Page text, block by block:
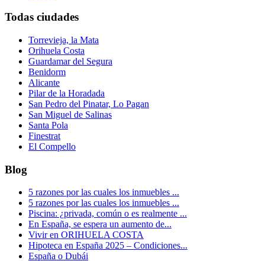
Todas ciudades
Torrevieja, la Mata
Orihuela Costa
Guardamar del Segura
Benidorm
Alicante
Pilar de la Horadada
San Pedro del Pinatar, Lo Pagan
San Miguel de Salinas
Santa Pola
Finestrat
El Compello
Blog
5 razones por las cuales los inmuebles ...
5 razones por las cuales los inmuebles ...
Piscina: ¿privada, común o es realmente ...
En España, se espera un aumento de...
Vivir en ORIHUELA COSTA
Hipoteca en España 2025 – Condiciones...
España o Dubái